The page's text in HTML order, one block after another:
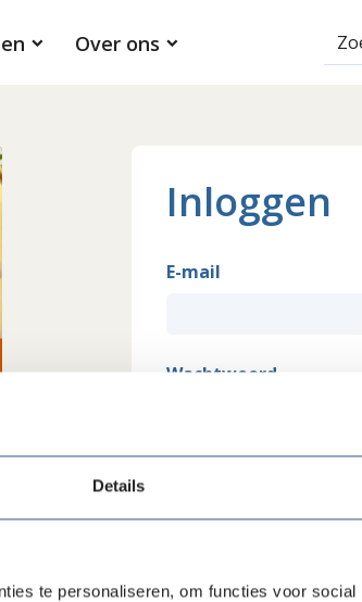
Details
te personaliseren, om functies voor social
Over ons
Inloggen
E-mail
Wachtwoord